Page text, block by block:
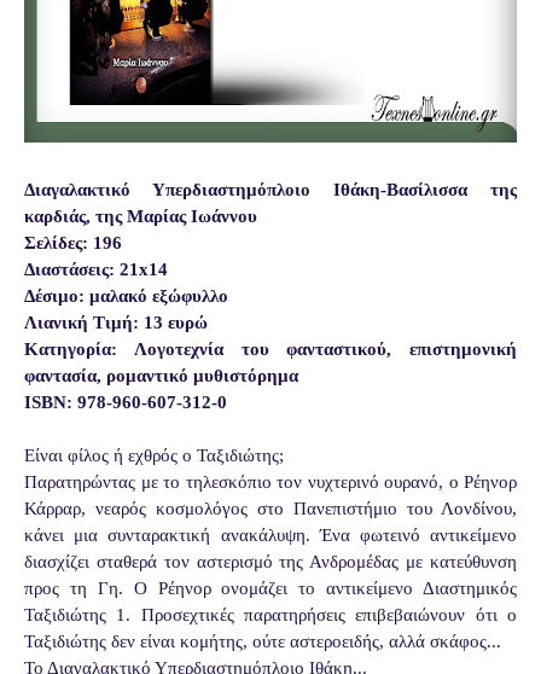
Διαγαλακτικό Υπερδιαστημόπλοιο Ιθάκη-Βασίλισσα της
καρδιάς, της Μαρίας Ιωάννου
Σελίδες: 196
Διαστάσεις: 21x14
Δέσιμο: μαλακό εξώφυλλο
Λιανική Τιμή: 13 ευρώ
Κατηγορία: Λογοτεχνία του φανταστικού, επιστημονική
φαντασία, ρομαντικό μυθιστόρημα
ISBN: 978-960-607-312-0
Είναι φίλος ή εχθρός ο Ταξιδιώτης;
Παρατηρώντας με το τηλεσκόπιο τον νυχτερινό ουρανό, ο Ρέηνορ
Κάρραρ, νεαρός κοσμολόγος στο Πανεπιστήμιο του Λονδίνου,
κάνει μια συνταρακτική ανακάλυψη. Ένα φωτεινό αντικείμενο
διασχίζει σταθερά τον αστερισμό της Ανδρομέδας με κατεύθυνση
προς τη Γη. Ο Ρέηνορ ονομάζει το αντικείμενο Διαστημικός
Ταξιδιώτης 1. Προσεχτικές παρατηρήσεις επιβεβαιώνουν ότι ο
Ταξιδιώτης δεν είναι κομήτης, ούτε αστεροειδής, αλλά σκάφος...
Το Διαγαλακτικό Υπερδιαστημόπλοιο Ιθάκη...